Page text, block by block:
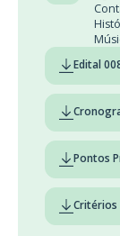
Edital
Pontos
Critérios